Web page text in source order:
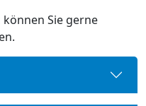
Sie gerne